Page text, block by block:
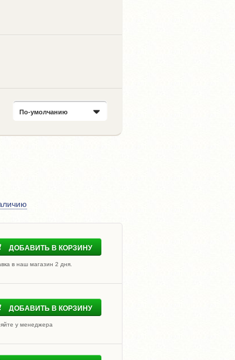
По-умолчанию
ДОБАВИТЬ В КОРЗИНУ
в наш магазин 2 дня.
ДОБАВИТЬ В КОРЗИНУ
у менеджера